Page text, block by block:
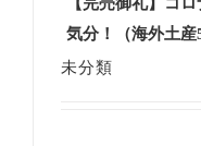
気分！（海外土
未分類